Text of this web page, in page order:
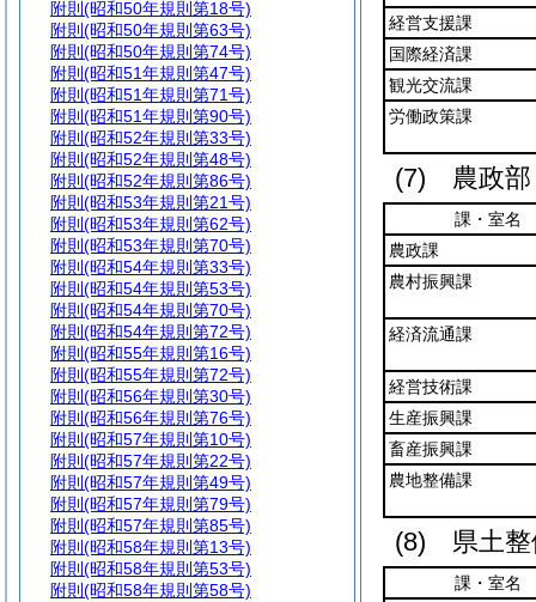
経営支援課
国際経済課
観光交流課
労働政策課
(7) 農政部
課・室名
農政課
農村振興課
経済流通課
経営技術課
生産振興課
畜産振興課
農地整備課
(8) 県土
課・室名
附則 (昭和50年規則第18号)
附則 (昭和50年規則第63号)
附則 (昭和50年規則第74号)
附則 (昭和51年規則第47号)
附則 (昭和51年規則第71号)
附則 (昭和51年規則第90号)
附則 (昭和52年規則第33号)
附則 (昭和52年規則第48号)
附則 (昭和52年規則第86号)
附則 (昭和53年規則第21号)
附則 (昭和53年規則第62号)
附則 (昭和53年規則第70号)
附則 (昭和54年規則第33号)
附則 (昭和54年規則第53号)
附則 (昭和54年規則第70号)
附則 (昭和54年規則第72号)
附則 (昭和55年規則第16号)
附則 (昭和55年規則第72号)
附則 (昭和56年規則第30号)
附則 (昭和56年規則第76号)
附則 (昭和57年規則第10号)
附則 (昭和57年規則第22号)
附則 (昭和57年規則第49号)
附則 (昭和57年規則第79号)
附則 (昭和57年規則第85号)
附則 (昭和58年規則第13号)
附則 (昭和58年規則第53号)
附則 (昭和58年規則第58号)